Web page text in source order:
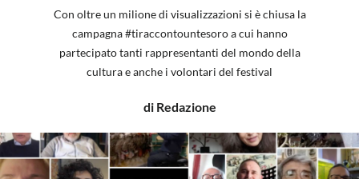
Con oltre un milione di visualizzazioni si è chiusa la
campagna #tiraccontountesoro a cui hanno
partecipato tanti rappresentanti del mondo della
cultura e anche i volontari del festival
di Redazione